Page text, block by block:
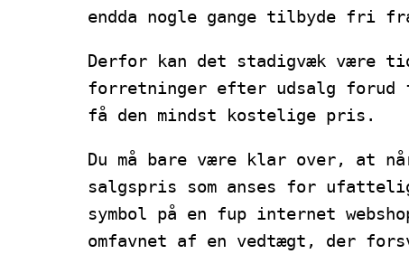
endda nogle gange tilbyde fri
Derfor kan det stadigvæk være
forretninger efter udsalg forud
få den mindst kostelige pris.
Du må bare være klar over, at
salgspris som anses for
symbol på en fup internet
omfavnet af en vedtægt, der